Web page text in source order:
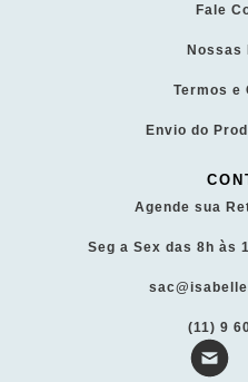
Fale
Nossas
Termos e
Envio do
Agende sua
Seg a Sex das 8h às
(11) 9